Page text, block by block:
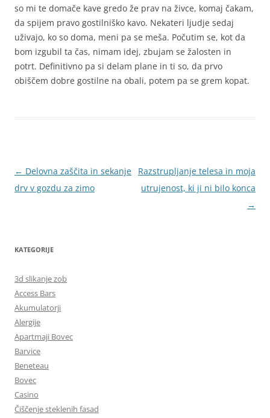
so mi te domače kave gredo že prav na živce, komaj čakam,
da spijem pravo gostilniško kavo. Nekateri ljudje sedaj
uživajo, ko so doma, meni pa se meša. Počutim se, kot da
bom izgubil ta čas, nimam idej, zbujam se žalosten in
potrt. Definitivno pa si delam plane in ti so, da prvo
obiščem dobre gostilne na obali, potem pa se grem kopat.
Krmarjenje
po
← Delovna zaščita in sekanje
drv v gozdu za zimo
Razstrupljanje telesa in moja
utrujenost, ki ji ni bilo konca
→
KATEGORIJE
3d slikanje zob
Access Bars
Akumulatorji
Alergije
Apartmaji Bovec
Barvice
Beneteau
Bovec
Casino
Čiščenje steklenih fasad